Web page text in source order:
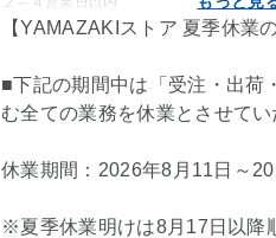
【YAMAZAKIストア 夏季休業
■下記の期間中は「受注・出荷
む全ての業務を休業とさせてい
休業期間：2026年8月11日～
※夏季休業明けは8月17日以降